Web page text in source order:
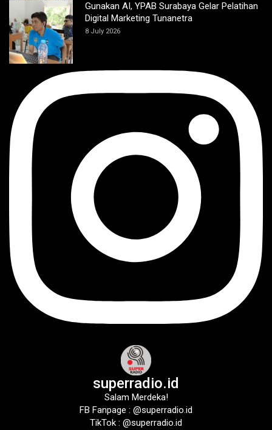
Gunakan AI, YPAB Surabaya Gelar Pelatihan
Digital Marketing Tunanetra
8 July 2026
superradio.id
Salam Merdeka!
FB Fanpage : @superradio.id
TikTok : @superradio.id